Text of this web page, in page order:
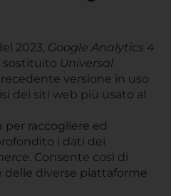
2023, Google Analytics 4
sostituito Universal
versione in uso
dei siti web più usato al
per raccogliere ed
i dati dei
. Consente così di
diverse piattaforme